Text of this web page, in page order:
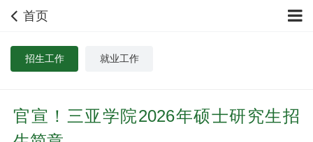
首页
招生工作 就业工作
官宣！三亚学院2026年硕士研究生招